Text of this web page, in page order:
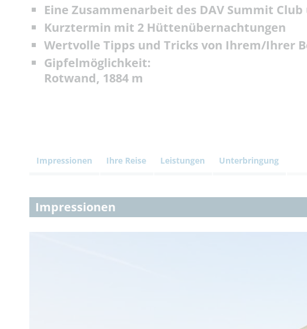
Eine Zusammenarbeit des DAV Summit
Kurztermin mit 2 Hüttenübernachtungen
Wertvolle Tipps und Tricks von Ihrem/Ihrer
Gipfelmöglichkeit:
Rotwand, 1884 m
Impressionen Ihre Reise Leistungen Unterbringung
Impressionen